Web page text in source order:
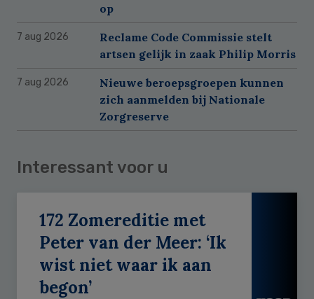
op
7 aug 2026
Reclame Code Commissie stelt
artsen gelijk in zaak Philip Morris
7 aug 2026
Nieuwe beroepsgroepen kunnen
zich aanmelden bij Nationale
Zorgreserve
Interessant voor u
172 Zomereditie met
Peter van der Meer: ‘Ik
wist niet waar ik aan
begon’